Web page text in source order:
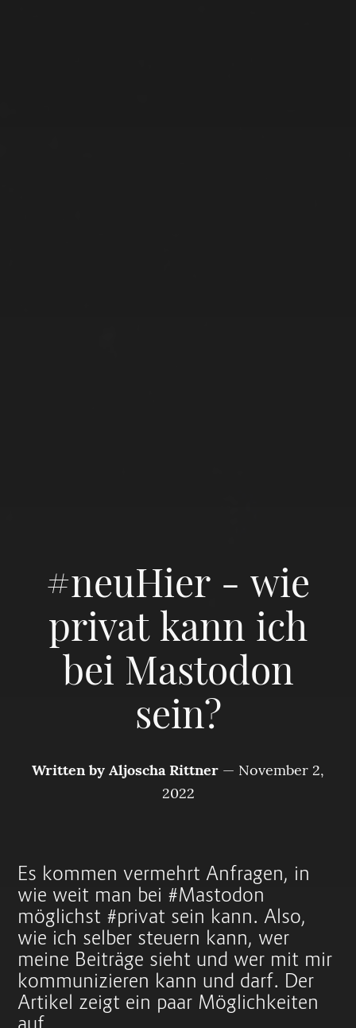
#neuHier - wie
privat kann ich
bei Mastodon
sein?
Written byAljoscha Rittner — November 2,
2022
Es kommen vermehrt Anfragen, in
wie weit man bei #Mastodon
möglichst #privat sein kann. Also,
wie ich selber steuern kann, wer
meine Beiträge sieht und wer mit mir
kommunizieren kann und darf. Der
Artikel zeigt ein paar Möglichkeiten